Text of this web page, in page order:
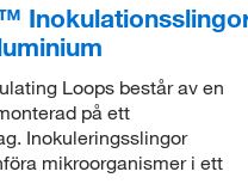
Loops består av en
på ett
Inokuleringsslingor
mikroorganismer i ett